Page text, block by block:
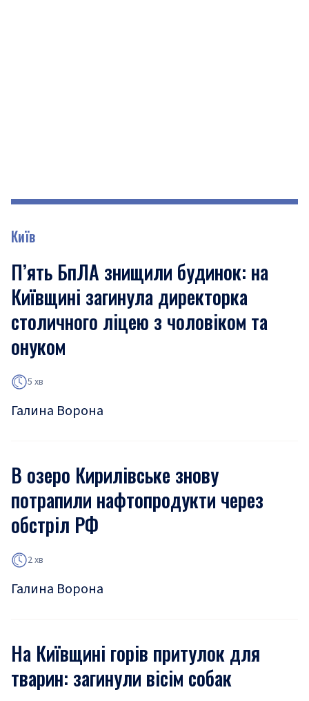
Київ
П’ять БпЛА знищили будинок: на
Київщині загинула директорка
столичного ліцею з чоловіком та
онуком
5 хв
Галина Ворона
В озеро Кирилівське знову
потрапили нафтопродукти через
обстріл РФ
2 хв
Галина Ворона
На Київщині горів притулок для
тварин: загинули вісім собак